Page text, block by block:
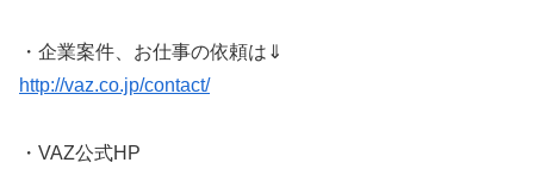
・企業案件、お仕事の依頼は️⇓
http://vaz.co.jp/contact/
・VAZ公式HP